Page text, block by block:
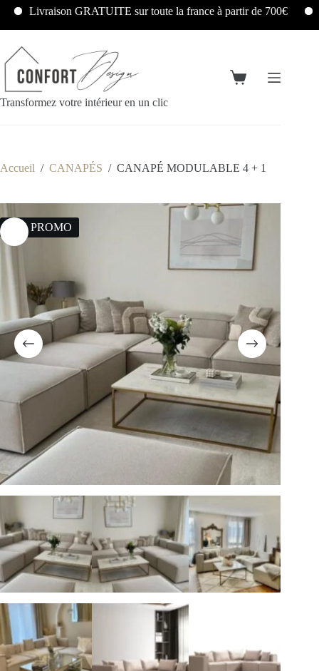
Livraison GRATUITE sur toute la france à partir de 700€
Transformez votre intérieur en un clic
Accueil / CANAPÉS / CANAPÉ MODULABLE 4 + 1
35% PROMO